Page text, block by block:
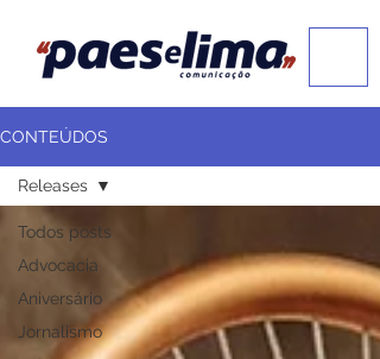
CONTEÚDOS
Todos posts
Advocacia
Aniversário
Jornalismo
Releases